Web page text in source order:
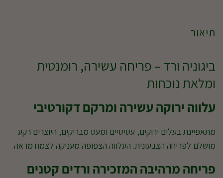
תיאור
ביגוניה ורד – פריחה עשירה, רומנטית
ומלאת נוכחות
עלווה ירוקה עשירה ומרקם דקורטיבי
מתאפיינת בעלים ירוקים, עסיסיים ומעט מבריקים, היוצרים רקע
מושלם לפריחה הצבעונית. העלווה הצפופה מעניקה לצמח מראה
פריחה מרהיבה המזכירה ורדים קטנים